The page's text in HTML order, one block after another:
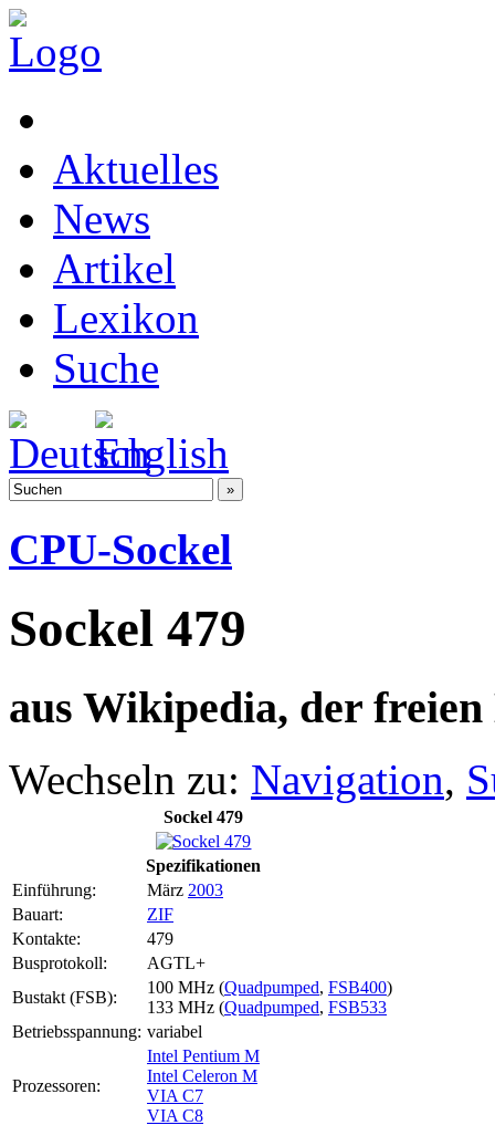
Aktuelles
News
Artikel
Lexikon
Suche
CPU-Sockel
Sockel 479
aus Wikipedia, der
Wechseln zu: Navigation,
Sockel 479
Spezifikationen
Einführung:
März 2003
Bauart:
ZIF
Kontakte:
479
Busprotokoll:
AGTL+
Bustakt (FSB):
100 MHz (Quadpumped, FSB400)
133 MHz (Quadpumped, FSB533
Betriebs­spannung: variabel
Prozessoren:
Intel Pentium M
Intel Celeron M
VIA C7
VIA C8